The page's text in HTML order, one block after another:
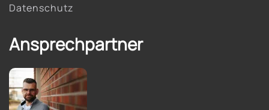
Datenschutz
Ansprechpartner